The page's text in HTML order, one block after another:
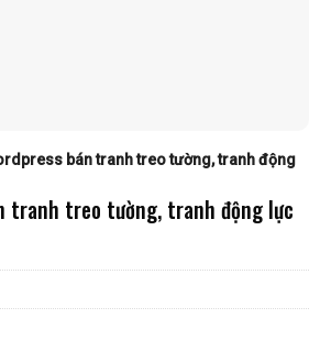
bán tranh treo tường, tranh động
tranh treo tường, tranh động lực